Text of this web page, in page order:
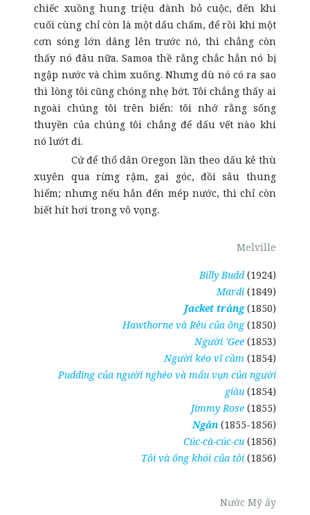
chiếc xuồng hung triệu đành bỏ cuộc, đến khi
cuối cùng chỉ còn là một dấu chấm, để rồi khi một
cơn sóng lớn dâng lên trước nó, thì chẳng còn
thấy nó đâu nữa. Samoa thề rằng chắc hẳn nó bị
ngập nước và chìm xuống. Nhưng dù nó có ra sao
thì lòng tôi cũng chóng nhẹ bớt. Tôi chẳng thấy ai
ngoài chúng tôi trên biển: tôi nhớ rằng sống
thuyền của chúng tôi chẳng để dấu vết nào khi
nó lướt đi.
Cứ để thổ dân Oregon lần theo dấu kẻ thù
xuyên qua rừng rậm, gai góc, đồi sâu thung
hiểm; nhưng nếu hắn đến mép nước, thì chỉ còn
biết hít hơi trong vô vọng.
Melville
Billy Budd(1924)
Mardi (1849)
Jacket trắng (1850)
Hawthorne và Rêu của ông(1850)
Người 'Gee(1853)
Người kéo vĩ cầm(1854)
Pudding của người nghèo và mẩu vụn của người
giàu(1854)
Jimmy Rose(1855)
Ngắn(1855-1856)
Cúc-cà-cúc-cu(1856)
Tôi và ống khói của tôi(1856)
Nước Mỹ ấy